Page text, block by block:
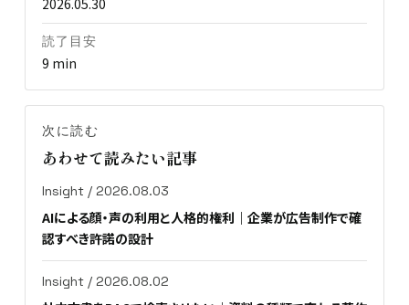
読了目安
9 min
次に読む
あわせて読みたい記事
Insight / 2026.08.03
AIによる顔・声の利用と人格的権利｜企業が広告制作で確
認すべき許諾の設計
Insight / 2026.08.02